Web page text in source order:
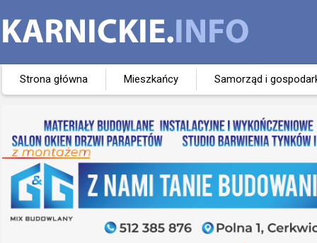
Strona główna Mieszkańcy Samorząd i